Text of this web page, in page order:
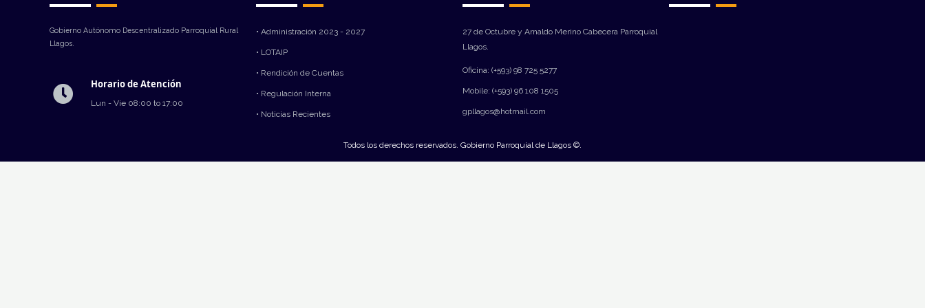
Gobierno Autónomo Descentralizado Parroquial Rural
Llagos.
Horario de Atención
Lun - Vie 08:00 to 17:00
• Administración 2023 - 2027
• LOTAIP
• Rendición de Cuentas
• Regulación Interna
• Noticias Recientes
27 de Octubre y Arnaldo Merino Cabecera Parroquial
Llagos.
Oficina: (+593) 98 725 5277
Mobile: (+593) 96 108 1505
gpllagos@hotmail.com
Todos los derechos reservados. Gobierno Parroquial de Llagos ©.